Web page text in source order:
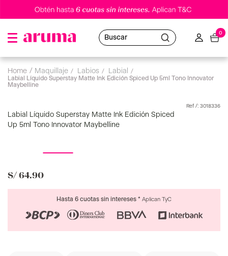
Buscar
0
maquillaje labios labial
Labial Líquido Superstay Matte Ink Edición Spiced Up 5ml Tono Innovator
Maybelline
: 3018336
Labial Líquido Superstay Matte Ink Edición Spiced
Up 5ml Tono Innovator Maybelline
S/ 64.90
Hasta 6 cuotas sin intereses * Aplican TyC